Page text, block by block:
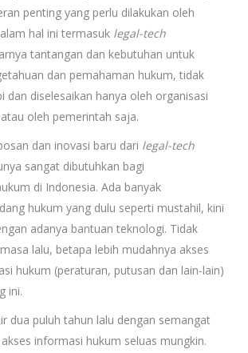
penting yang perlu dilakukan oleh
hal ini termasuk legal-tech
tantangan dan kebutuhan untuk
dan pemahaman hukum, tidak
dan diselesaikan hanya oleh organisasi
oleh pemerintah saja.
dan inovasi baru dari legal-tech
sangat dibutuhkan bagi
di Indonesia. Ada banyak
hukum yang dulu seperti mustahil, kini
adanya bantuan teknologi. Tidak
lalu, betapa lebih mudahnya akses
hukum (peraturan, putusan dan lain-lain)
ini.
dua puluh tahun lalu dengan semangat
informasi hukum seluas mungkin.